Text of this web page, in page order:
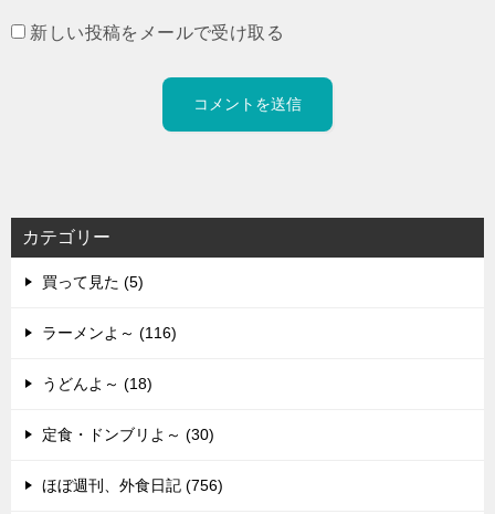
新しい投稿をメールで受け取る
カテゴリー
買って見た (5)
ラーメンよ～ (116)
うどんよ～ (18)
定食・ドンブリよ～ (30)
ほぼ週刊、外食日記 (756)